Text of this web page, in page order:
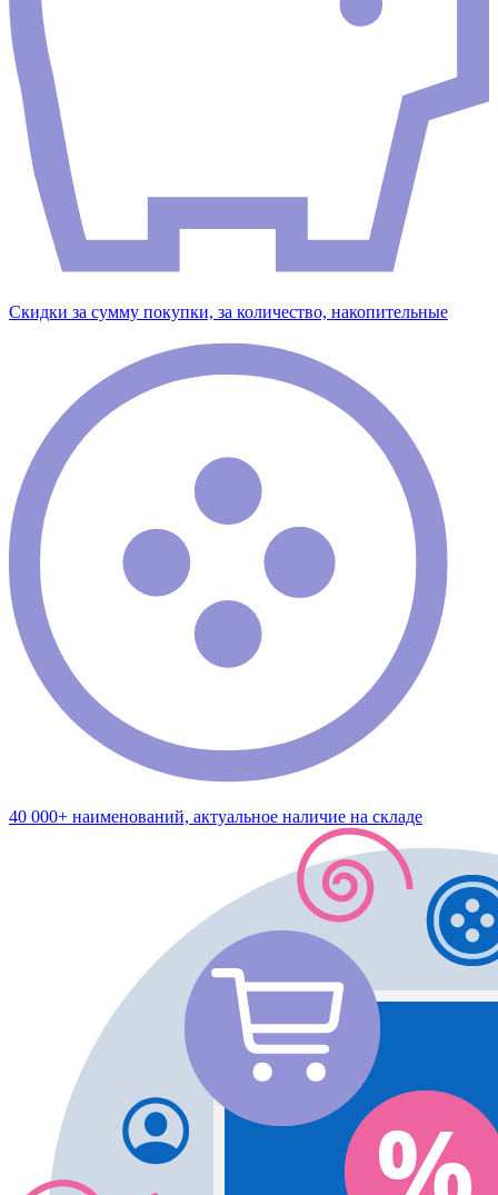
Скидки за сумму покупки, за количество, накопительные
40 000+ наименований, актуальное наличие на складе